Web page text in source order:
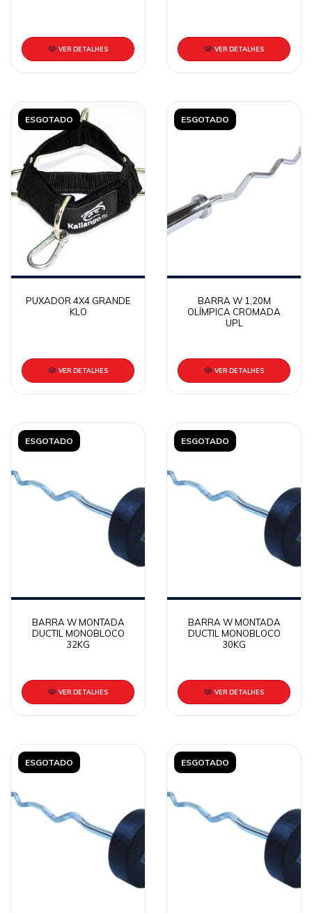
VER DETALHES VER DETALHES
ESGOTADO
PUXADOR 4X4 GRANDE
KLO
VER DETALHES
ESGOTADO
BARRA W 1,20M
OLÍMPICA CROMADA
UPL
VER DETALHES
ESGOTADO
BARRA W MONTADA
DUCTIL MONOBLOCO
32KG
VER DETALHES
ESGOTADO
BARRA W MONTADA
DUCTIL MONOBLOCO
30KG
VER DETALHES
ESGOTADO ESGOTADO